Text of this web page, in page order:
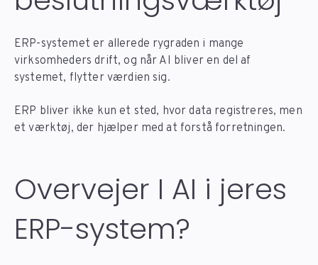
ERP-systemet er allerede rygraden i mange
virksomheders drift, og når AI bliver en del af
systemet, flytter værdien sig.
ERP bliver ikke kun et sted, hvor data registreres, men
et værktøj, der hjælper med at forstå forretningen.
Overvejer I AI i jeres
ERP-system?